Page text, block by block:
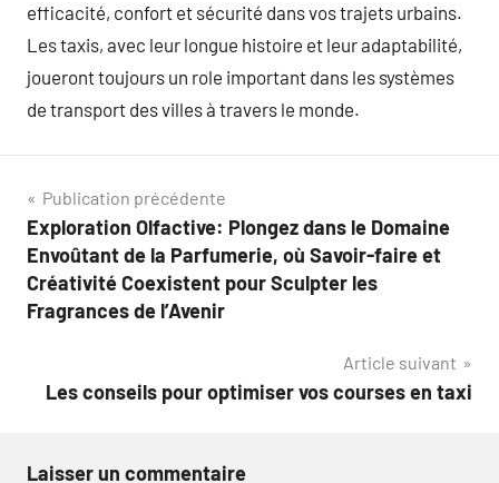
efficacité, confort et sécurité dans vos trajets urbains.
Les taxis, avec leur longue histoire et leur adaptabilité,
joueront toujours un role important dans les systèmes
de transport des villes à travers le monde.
Navigation
de
l’article
Publication précédente
Exploration Olfactive: Plongez dans le Domaine
Envoûtant de la Parfumerie, où Savoir-faire et
Créativité Coexistent pour Sculpter les
Fragrances de l’Avenir
Article suivant
Les conseils pour optimiser vos courses en taxi
Laisser un commentaire